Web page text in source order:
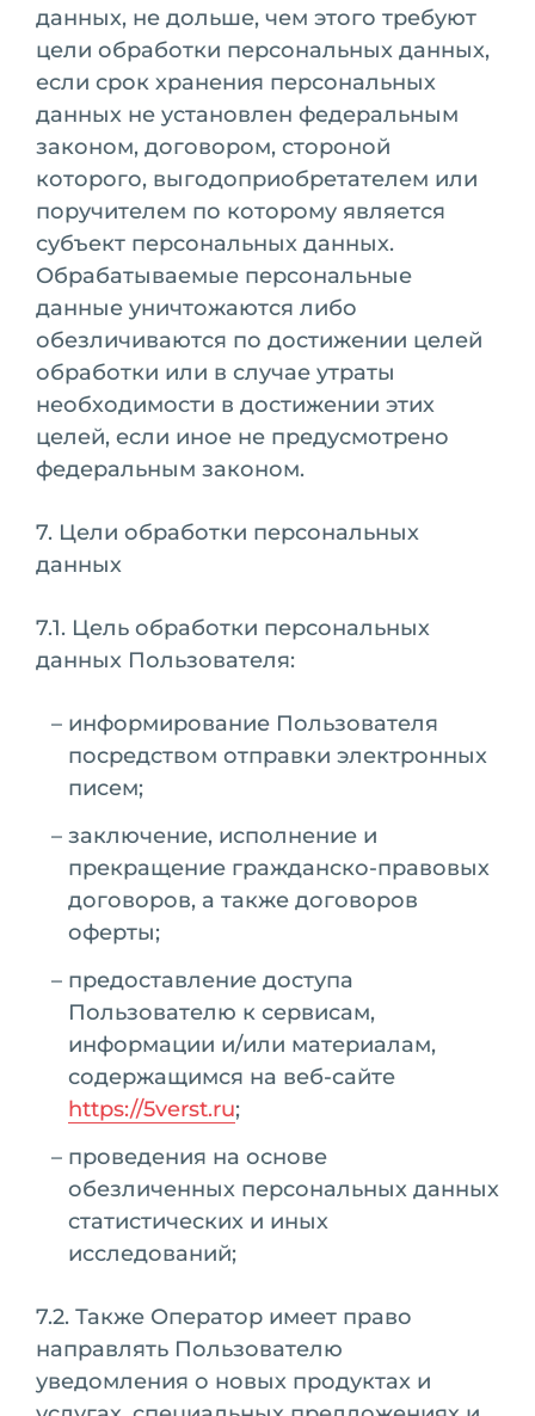
данных, не дольше, чем этого требуют
цели обработки персональных данных,
если срок хранения персональных
данных не установлен федеральным
законом, договором, стороной
которого, выгодоприобретателем или
поручителем по которому является
субъект персональных данных.
Обрабатываемые персональные
данные уничтожаются либо
обезличиваются по достижении целей
обработки или в случае утраты
необходимости в достижении этих
целей, если иное не предусмотрено
федеральным законом.
7. Цели обработки персональных
данных
7.1. Цель обработки персональных
данных Пользователя:
информирование Пользователя
посредством отправки электронных
писем;
заключение, исполнение и
прекращение гражданско-правовых
договоров, а также договоров
оферты;
предоставление доступа
Пользователю к сервисам,
информации и/или материалам,
содержащимся на веб-сайте
https://5verst.ru;
проведения на основе
обезличенных персональных данных
статистических и иных
исследований;
7.2. Также Оператор имеет право
направлять Пользователю
уведомления о новых продуктах и